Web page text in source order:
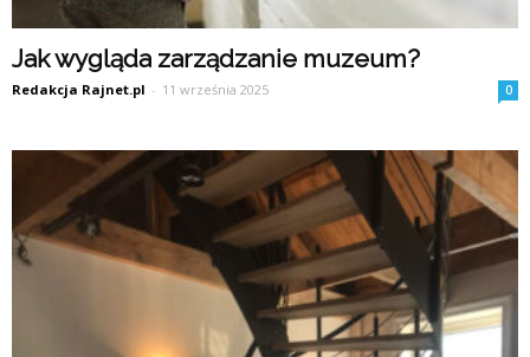
Jak wygląda zarządzanie muzeum?
Redakcja Rajnet.pl - 11 września 2025 0